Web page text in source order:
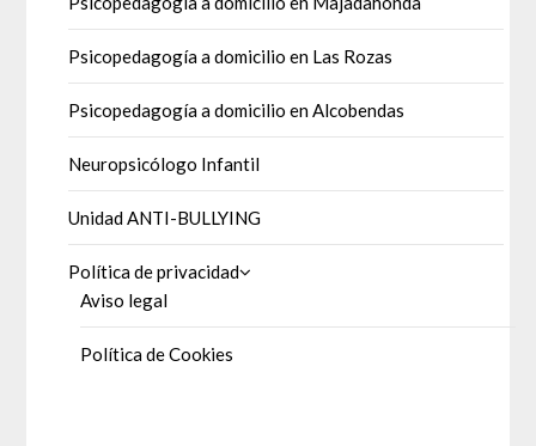
Psicopedagogía a domicilio en Las Rozas
Psicopedagogía a domicilio en Alcobendas
Neuropsicólogo Infantil
Unidad ANTI-BULLYING
Política de privacidad
Aviso legal
Política de Cookies